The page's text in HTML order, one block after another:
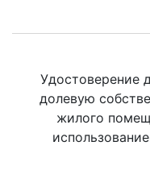
Удостоверение
долевую
жилого